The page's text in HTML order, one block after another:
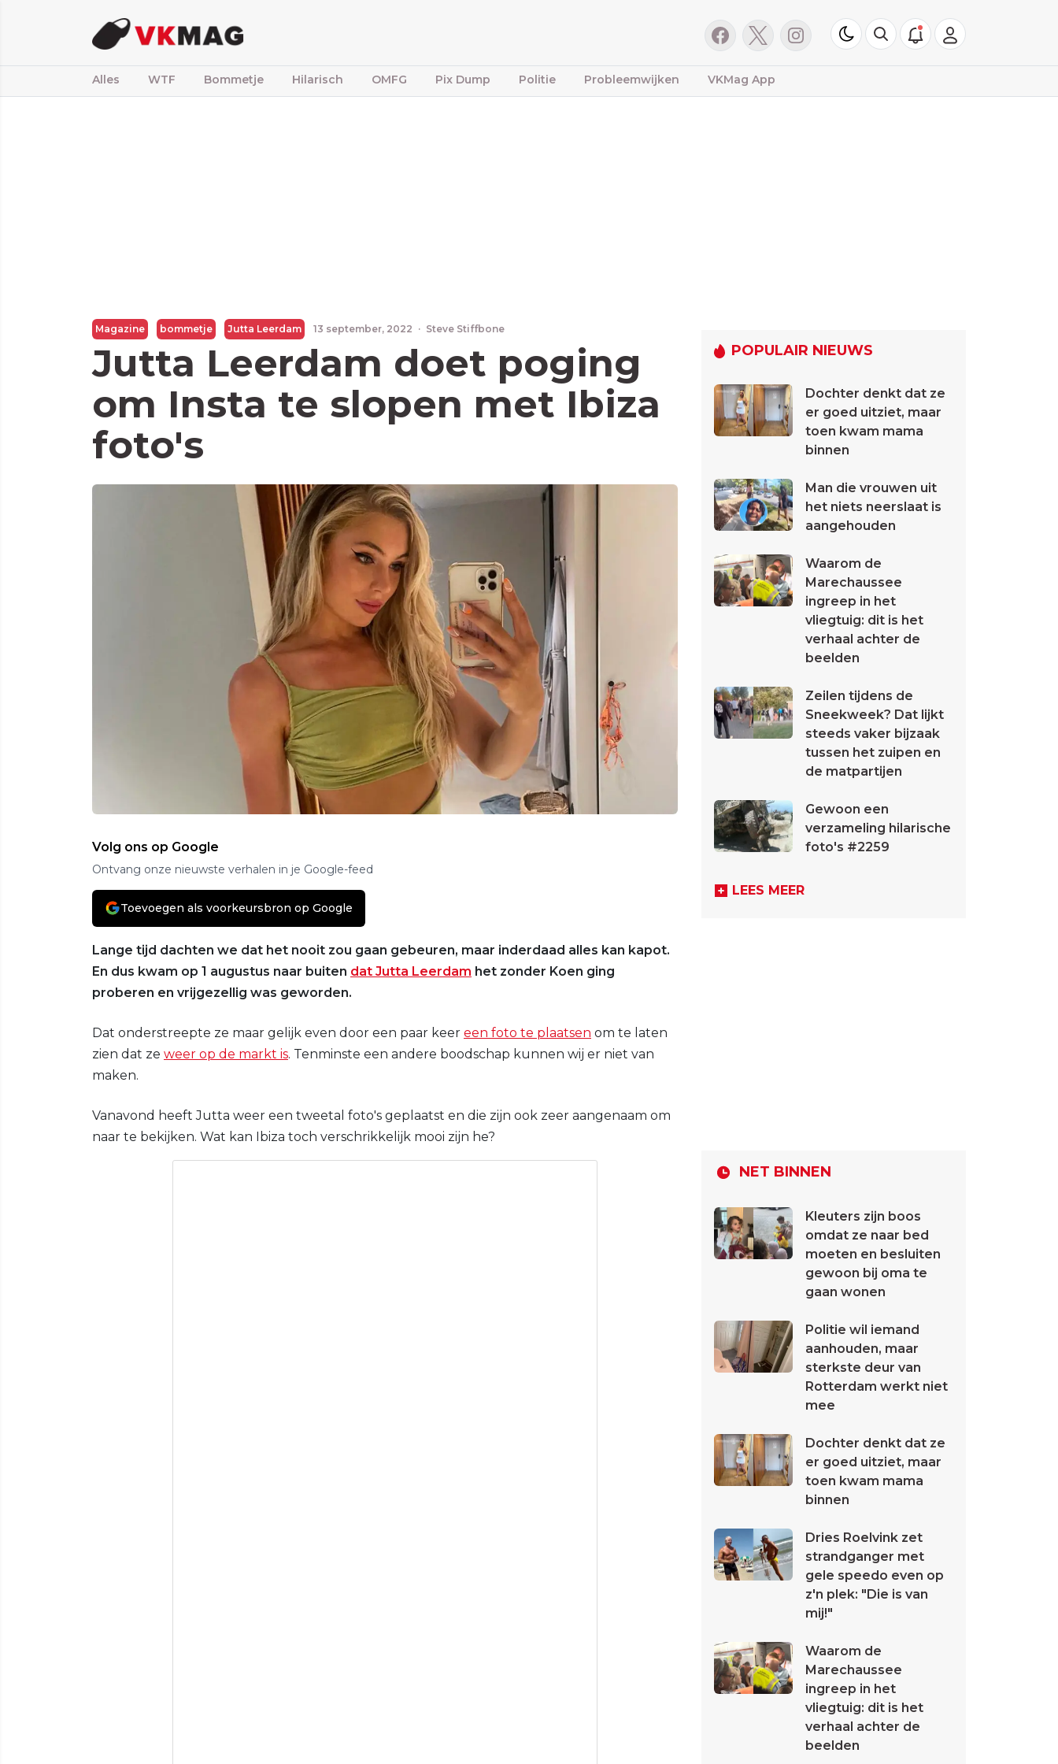
Alles WTF Bommetje Hilarisch OMFG Pix Dump Politie Probleemwijken VKMag App
Magazine bommetje Jutta Leerdam 13 september, 2022 · Steve Stiffbone
Jutta Leerdam doet poging
om Insta te slopen met Ibiza
foto's
Volg ons op Google
Ontvang onze nieuwste verhalen in je Google-feed
Toevoegen als voorkeursbron op Google
Lange tijd dachten we dat het nooit zou gaan gebeuren, maar inderdaad alles kan kapot.
En dus kwam op 1 augustus naar buiten dat Jutta Leerdam het zonder Koen ging
proberen en vrijgezellig was geworden.
Dat onderstreepte ze maar gelijk even door een paar keer een foto te plaatsen om te laten
zien dat ze weer op de markt is. Tenminste een andere boodschap kunnen wij er niet van
maken.
Vanavond heeft Jutta weer een tweetal foto's geplaatst en die zijn ook zeer aangenaam om
naar te bekijken. Wat kan Ibiza toch verschrikkelijk mooi zijn he?
POPULAIR NIEUWS
Dochter denkt dat ze
er goed uitziet, maar
toen kwam mama
binnen
Man die vrouwen uit
het niets neerslaat is
aangehouden
Waarom de
Marechaussee
ingreep in het
vliegtuig: dit is het
verhaal achter de
beelden
Zeilen tijdens de
Sneekweek? Dat lijkt
steeds vaker bijzaak
tussen het zuipen en
de matpartijen
Gewoon een
verzameling hilarische
foto's #2259
LEES MEER
NET BINNEN
Kleuters zijn boos
omdat ze naar bed
moeten en besluiten
gewoon bij oma te
gaan wonen
Politie wil iemand
aanhouden, maar
sterkste deur van
Rotterdam werkt niet
mee
Dochter denkt dat ze
er goed uitziet, maar
toen kwam mama
binnen
Dries Roelvink zet
strandganger met
gele speedo even op
z'n plek: "Die is van
mij!"
Waarom de
Marechaussee
ingreep in het
vliegtuig: dit is het
verhaal achter de
beelden